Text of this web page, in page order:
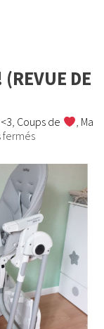
DE
, Coups de , Ma
fermés